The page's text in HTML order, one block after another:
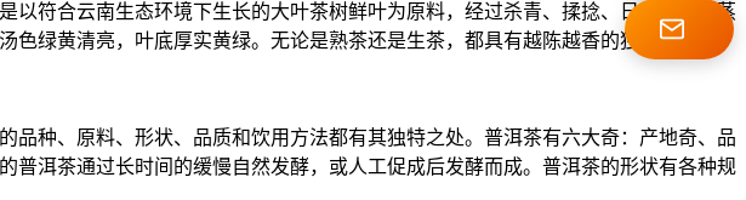
符合云南生态环境下生长的大叶茶树鲜叶为原料，经过杀青、揉捻、日光晾晒、蒸
绿黄清亮，叶底厚实黄绿。无论是熟茶还是生茶，都具有越陈越香的独特品质。
种、原料、形状、品质和饮用方法都有其独特之处。普洱茶有六大奇：产地奇、品
洱茶通过长时间的缓慢自然发酵，或人工促成后发酵而成。普洱茶的形状有各种规